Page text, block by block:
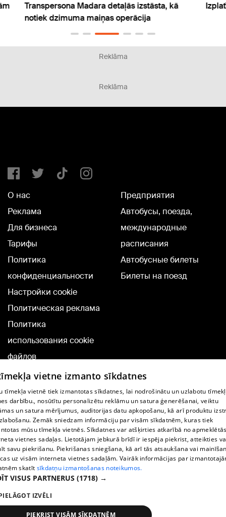
Transpersona Madara detaļās izstāsta, kā
notiek dzimuma maiņas operācija
Reklāma
Reklāma
О нас
Реклама
Для бизнеса
Тарифы
Политика
конфиденциальности
Настройки cookie
Политическая реклама
Политика
использования cookie
файлов
Добавление
комментариев
Предприятия
Автобусы, поезда,
международные
расписания
Автобусные билеты
Билеты на поезд
TВ-программа
Условия договора
360 Ziņu kontakti
Helio Media
Служба помощи портала: э-почта -
All rights reserved.
vietne izmanto sīkdatnes
tīmekļa vietnē tiek izmantotas sīkdatnes, lai nodrošinātu un uzlabotu
darbību., nosūtītu personalizētu reklāmu un satura ģenerēšanai, veiktu
un satura mērījumus, auditorijas datu apkopošanu, kā arī produktu
Zemāk sniedzam informāciju par visām sīkdatnēm, kuras tiek
mūsu tīmekļa vietnēs. Sīkdatnes var atšķirties atkarībā no
vietnes sadaļas. Lietotājam jebkurā brīdī ir iespēja piekrist, atteikties
savu piekrišanu. Piekrišanas sniegšana, kā arī tās atsaukšana vai
uz visām interneta vietnes sadaļām. Vairāk informācijas par
skatīt sīkdatņu izmantošanas noteikumos.
VISUS PARTNERUS (1718) →
IZVĒLI
PIEKRIST VISĀM SĪKDATNĒM